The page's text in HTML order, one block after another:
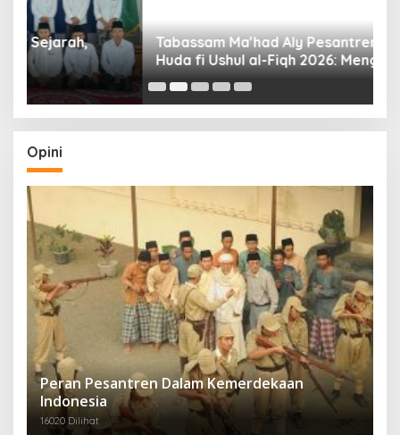
Tabassam Ma’had Aly Pesantren Maslakul
Huda fi Ushul al-Fiqh 2026: Mengakar Sejarah,
Menjangkau Peradaban”
Opini
Peran Pesantren Dalam Kemerdekaan
Indonesia
16020 Dilihat